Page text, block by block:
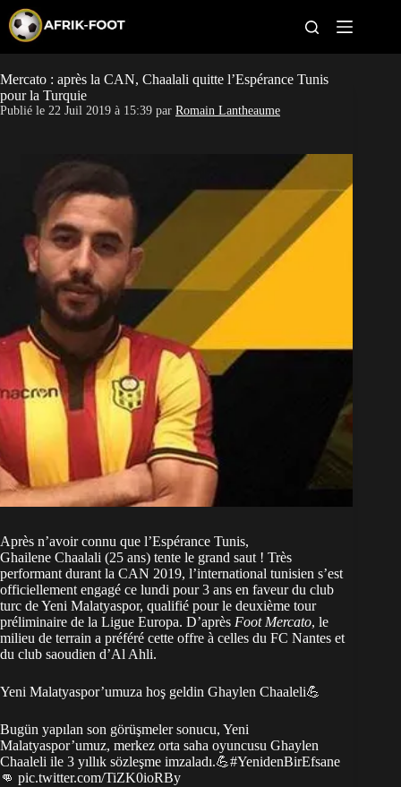
p
t
o
c
o
CAN féminine
Clubs
Classement
Paris sportifs
Mercato : après la CAN, Chaalali quitte l’Espérance Tunis
pour la Turquie
Publié le 22 Juil 2019 à 15:39 par Romain Lantheaume
Après n’avoir connu que l’Espérance Tunis,
Ghailene Chaalali (25 ans) tente le grand saut ! Très
performant durant la CAN 2019, l’international tunisien s’est
officiellement engagé ce lundi pour 3 ans en faveur du club
turc de Yeni Malatyaspor, qualifié pour le deuxième tour
préliminaire de la Ligue Europa. D’après Foot Mercato, le
milieu de terrain a préféré cette offre à celles du FC Nantes et
du club saoudien d’Al Ahli.
Yeni Malatyaspor’umuza hoş geldin Ghaylen Chaaleli💪
Bugün yapılan son görüşmeler sonucu, Yeni
Malatyaspor’umuz, merkez orta saha oyuncusu Ghaylen
Chaaleli ile 3 yıllık sözleşme imzaladı.💪#YenidenBirEfsane
👊 pic.twitter.com/TiZK0ioRBy